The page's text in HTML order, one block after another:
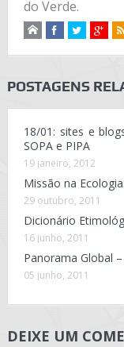
do Verde.
POSTAGENS
18/01: sites e
SOPA e PIPA
19 janeiro, 2012
Missão na Ecologia
29 outubro, 2011
Dicionário
16 junho, 2011
Panorama Global
05 junho, 2011
DEIXE UM